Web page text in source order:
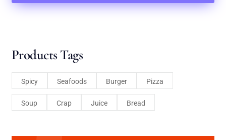
Products Tags
Spicy Seafoods Burger Pizza
Soup Crap Juice Bread